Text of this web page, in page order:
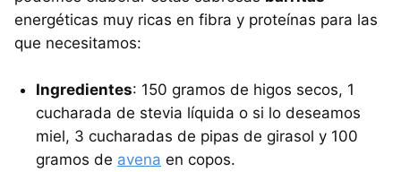
energéticas muy ricas en fibra y proteínas para las
que necesitamos:
Ingredientes: 150 gramos de higos secos, 1
cucharada de stevia líquida o si lo deseamos
miel, 3 cucharadas de pipas de girasol y 100
gramos de avena en copos.